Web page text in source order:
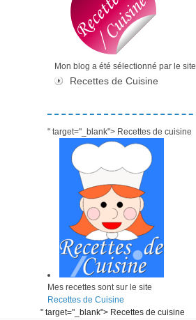
Mon blog a été sélectionné par le site
Recettes de Cuisine
" target="_blank"> Recettes de cuisine
Mes recettes sont sur le site
Recettes de Cuisine
" target="_blank"> Recettes de cuisine